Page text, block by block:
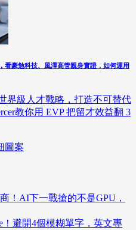
看豪勉科技、風澤高管親身實證，如何運用
界級人才戰略，打造不可替代
教你用 EVP 把留才效益翻 3
！AI下一戰搶的不是GPU，
！避開4個模糊單字，英文專